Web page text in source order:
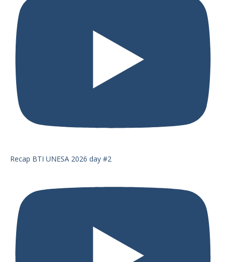
Recap BTI UNESA 2026 day #2